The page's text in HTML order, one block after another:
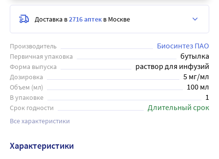
Производитель Биосинтез ПАО
Первичная упаковка бутылка
Форма выпуска раствор для инфузий
Дозировка 5 мг/мл
Объем (мл) 100 мл
В упаковке 1
Срок годности Длительный срок
Все характеристики
Доставка в2716 аптек в Москве
Характеристики